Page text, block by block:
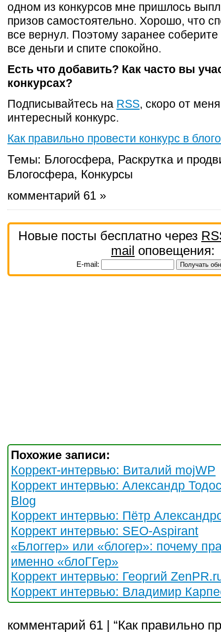
одном из конкурсов мне пришлось
призов самостоятельно. Хорошо, что
все вернул. Поэтому заранее
все деньги и спите спокойно.
Есть что добавить? Как часто вы
конкурсах?
Подписывайтесь на RSS, скоро от
интересный конкурс.
Как правильно провести конкурс в
Темы: Блогосфера, Раскрутка и
Блогосфера, Конкурсы
комментарий 61 »
Новые посты бесплатно через
mail оповещения:
E-mail:
Похожие записи:
Коррект-интервью: Виталий mojWP
Коррект интервью: Александр
Blog
Коррект интервью: Пётр
Коррект интервью: SEO-Aspirant
«Блоггер» или «блогер»: почему
именно «блоГГер»
Коррект интервью: Георгий
Коррект интервью: Владимир
комментарий 61 | “Как правильно